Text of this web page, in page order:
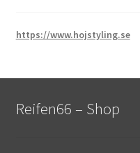
https://www.hojstyling.se
Reifen66 – Shop